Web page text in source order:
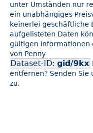
unter Umständen nur
ein unabhängiges
keinerlei geschäftliche
aufgelisteten Daten
gültigen Informationen
von Penny
Dataset-ID: gid/9kx
entfernen? Senden Sie
zu.